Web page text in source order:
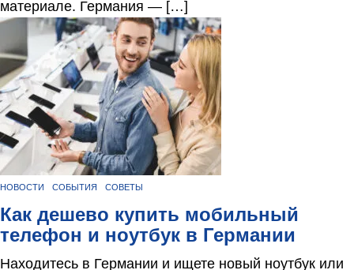
материале. Германия — […]
НОВОСТИ СОБЫТИЯ СОВЕТЫ
Как дешево купить мобильный
телефон и ноутбук в Германии
Находитесь в Германии и ищете новый ноутбук или